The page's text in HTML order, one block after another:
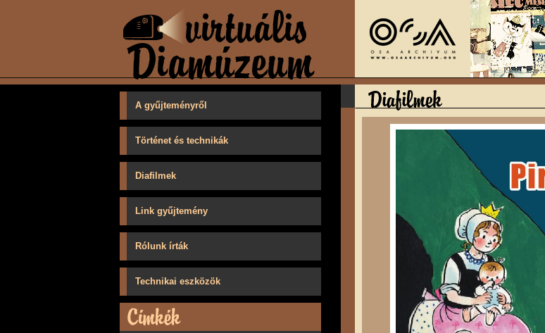
A gyűjteményről
Történet és technikák
Diafilmek
Link gyűjtemény
Rólunk írták
Technikai eszközök